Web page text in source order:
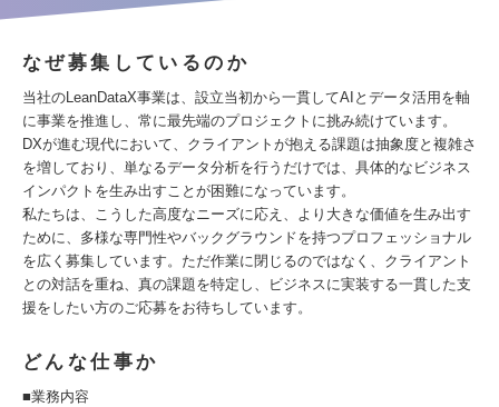
なぜ募集しているのか
当社のLeanDataX事業は、設立当初から一貫してAIとデータ活用を軸
に事業を推進し、常に最先端のプロジェクトに挑み続けています。
DXが進む現代において、クライアントが抱える課題は抽象度と複雑さ
を増しており、単なるデータ分析を行うだけでは、具体的なビジネス
インパクトを生み出すことが困難になっています。
私たちは、こうした高度なニーズに応え、より大きな価値を生み出す
ために、多様な専門性やバックグラウンドを持つプロフェッショナル
を広く募集しています。ただ作業に閉じるのではなく、クライアント
との対話を重ね、真の課題を特定し、ビジネスに実装する一貫した支
援をしたい方のご応募をお待ちしています。
どんな仕事か
■業務内容